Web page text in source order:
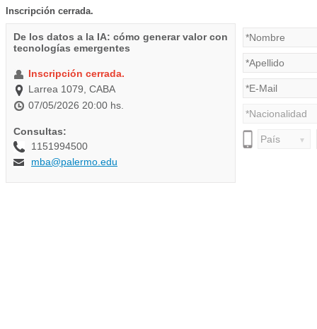
Inscripción cerrada.
De los datos a la IA: cómo generar valor con
tecnologías emergentes
Inscripción cerrada.
Larrea 1079, CABA
07/05/2026 20:00 hs.
Consultas:
1151994500
mba@palermo.edu